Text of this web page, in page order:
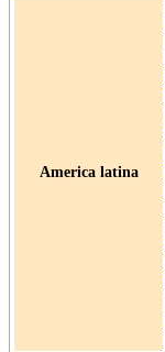
America latina